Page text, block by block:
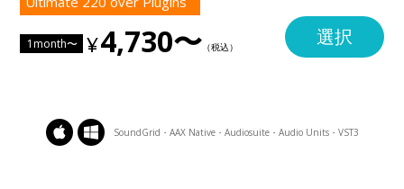
1month〜 4,730〜 選択
SoundGrid・AAX Native・Audiosuite・Audio Units・VST3